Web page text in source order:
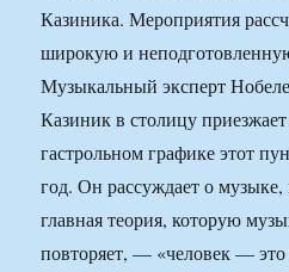
Казиника. Мероприятия
широкую и
Музыкальный эксперт
Казиник в столицу
гастрольном графике этот
год. Он рассуждает о
главная теория, которую
повторяет, — «человек —